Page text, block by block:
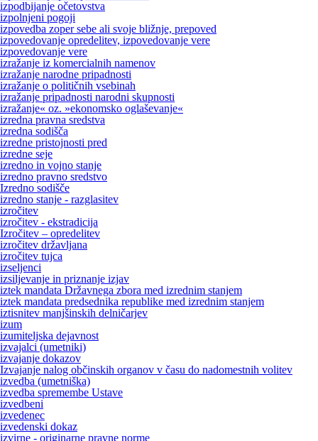
izpodbijanje očetovstva
izpolnjeni pogoji
izpovedba zoper sebe ali svoje bližnje, prepoved
izpovedovanje opredelitev, izpovedovanje vere
izpovedovanje vere
izražanje iz komercialnih namenov
izražanje narodne pripadnosti
izražanje o političnih vsebinah
izražanje pripadnosti narodni skupnosti
izražanje« oz. »ekonomsko oglaševanje«
izredna pravna sredstva
izredna sodišča
izredne pristojnosti pred
izredne seje
izredno in vojno stanje
izredno pravno sredstvo
Izredno sodišče
izredno stanje - razglasitev
izročitev
izročitev - ekstradicija
Izročitev – opredelitev
izročitev državljana
izročitev tujca
izseljenci
izsiljevanje in priznanje izjav
iztek mandata Državnega zbora med izrednim stanjem
iztek mandata predsednika republike med izrednim stanjem
iztisnitev manjšinskih delničarjev
izum
izumiteljska dejavnost
izvajalci (umetniki)
izvajanje dokazov
Izvajanje nalog občinskih organov v času do nadomestnih volitev
izvedba (umetniška)
izvedba spremembe Ustave
izvedbeni
izvedenec
izvedenski dokaz
izvirne - originarne pravne norme